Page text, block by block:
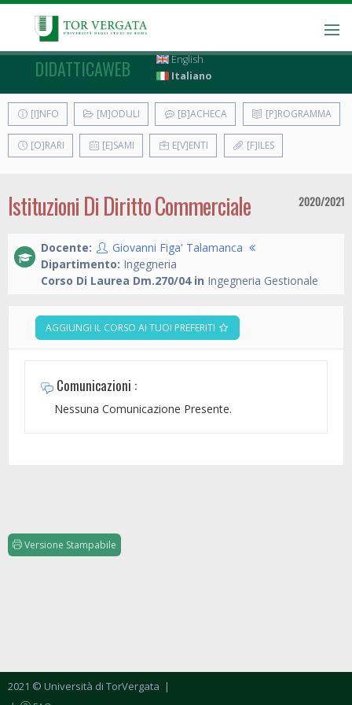
DIDATTICAWEB
English
Italiano
[I]NFO [M]ODULI [B]ACHECA [P]ROGRAMMA
[O]RARI [E]SAMI E[V]ENTI [F]ILES
Istituzioni Di Diritto Commerciale 2020/2021
Docente:
Giovanni Figa' Talamanca
Dipartimento: Ingegneria
Corso Di Laurea Dm.270/04 in Ingegneria Gestionale
AGGIUNGI IL CORSO AI TUOI PREFERITI
Comunicazioni :
Nessuna Comunicazione Presente.
Versione Stampabile
2021 © Università di TorVergata |